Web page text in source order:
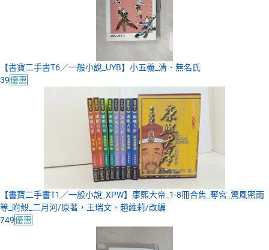
【書寶二手書T6／一般小說_UYB】小五義_清．無名氏
39優惠
【書寶二手書T1／一般小說_XPW】康熙大帝_1-8冊合售_奪宮_驚風密雨
等_附殼_二月河/原著，王瑞文、趙維莉/改編
749優惠